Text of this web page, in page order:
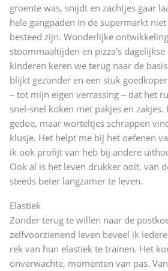
groente was, snijdt en zachtjes gaar
hele gangpaden in de supermarkt
besteed zijn. Wonderlijke
stoommaaltijden en pizza’s
kinderen keren we terug naar de
blijkt gezonder en een stuk
‒ tot mijn eigen verrassing ‒ dat het
snel-snel koken met pakjes en zakjes.
gedoe, maar worteltjes schrappen
klusje. Het helpt me bij het oefenen
ik ook profijt van heb bij andere
Ook al is het leven drukker ooit, van
steeds beter langzamer te leven.
Elastiek
Zonder terug te willen naar de
zelfvoorzienend leven beveel ik
rek van hun elastiek te trainen. Het
onverwachte, momenten van pas.